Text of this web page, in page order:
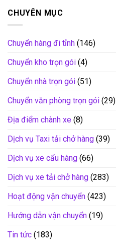
CHUYÊN MỤC
Chuyển hàng đi tỉnh (146)
Chuyển kho trọn gói (4)
Chuyển nhà trọn gói (51)
Chuyển văn phòng trọn gói (29)
Địa điểm chành xe (8)
Dịch vụ Taxi tải chở hàng (39)
Dịch vụ xe cẩu hàng (66)
Dịch vụ xe tải chở hàng (283)
Hoạt động vận chuyển (423)
Hướng dẫn vận chuyển (19)
Tin tức (183)